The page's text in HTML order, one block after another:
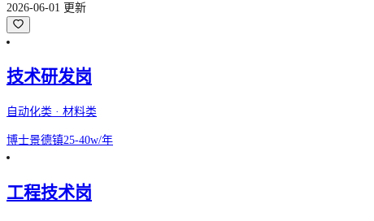
2026-06-01 更新
技术研发岗
自动化类 · 材料类
博士景德镇25-40w/年
工程技术岗